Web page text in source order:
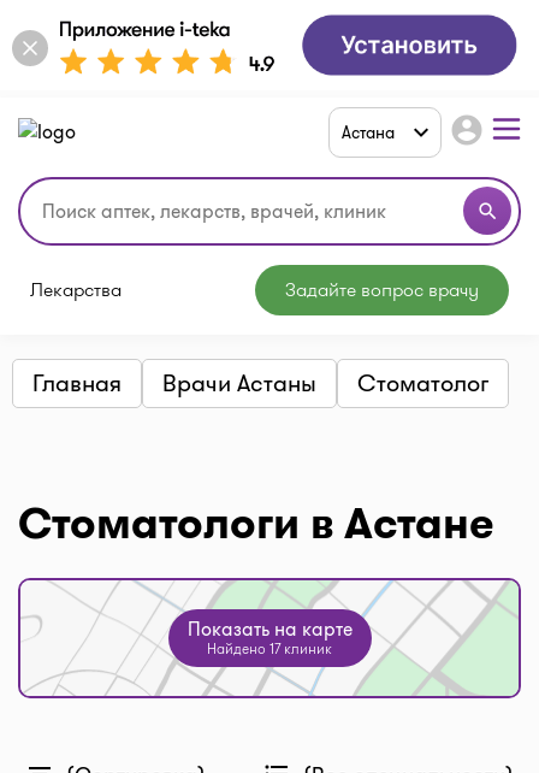
search
Астана account_circle
Лекарства Задайте вопрос врачу
Главная Врачи Астаны Стоматолог
Стоматологи в Астане
Показать на карте
Найдено 17 клиник